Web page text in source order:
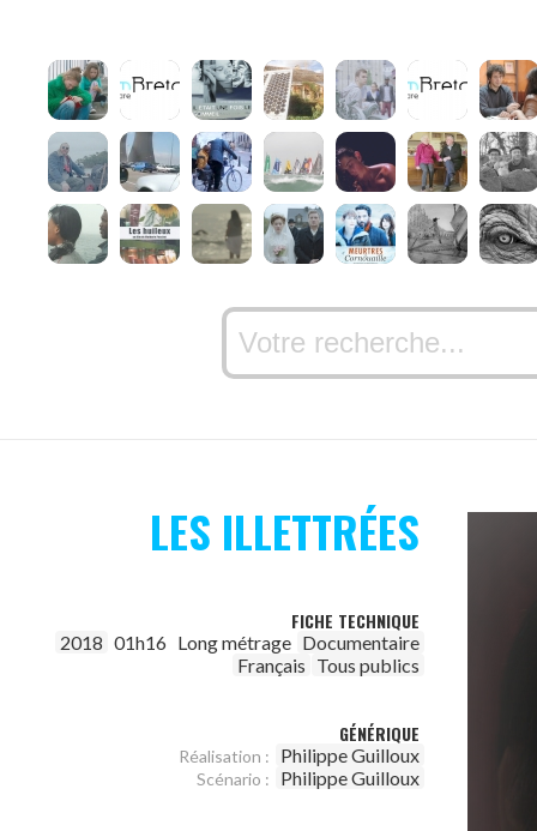
LES ILLETTRÉES
FICHE TECHNIQUE
2018 01h16 Long métrage Documentaire
Français Tous publics
GÉNÉRIQUE
Réalisation : Philippe Guilloux
Scénario : Philippe Guilloux